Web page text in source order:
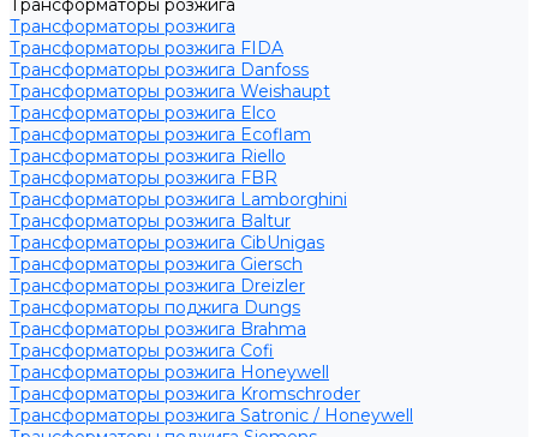
Трансформаторы розжига
Трансформаторы розжига
Трансформаторы розжига FIDA
Трансформаторы розжига Danfoss
Трансформаторы розжига Weishaupt
Трансформаторы розжига Elco
Трансформаторы розжига Ecoflam
Трансформаторы розжига Riello
Трансформаторы розжига FBR
Трансформаторы розжига Lamborghini
Трансформаторы розжига Baltur
Трансформаторы розжига CibUnigas
Трансформаторы розжига Giersch
Трансформаторы розжига Dreizler
Трансформаторы поджига Dungs
Трансформаторы розжига Brahma
Трансформаторы розжига Cofi
Трансформаторы розжига Honeywell
Трансформаторы розжига Kromschroder
Трансформаторы розжига Satronic / Honeywell